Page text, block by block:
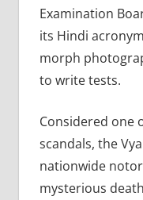
Examination
its Hindi
morph
to write tests.
Considered one
scandals, the
nationwide
mysterious